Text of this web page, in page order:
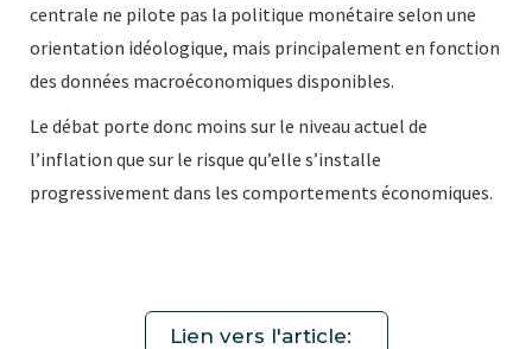
centrale ne pilote pas la politique monétaire selon une
orientation idéologique, mais principalement en fonction
des données macroéconomiques disponibles.
Le débat porte donc moins sur le niveau actuel de
l’inflation que sur le risque qu’elle s’installe
progressivement dans les comportements économiques.
Lien vers l'article: